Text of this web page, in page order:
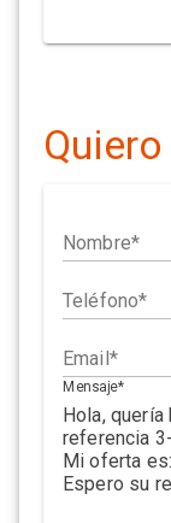
Nombre
Teléfono
Email
Mensaje